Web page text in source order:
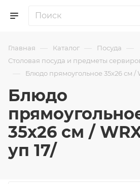
Главная — Каталог — Посуда —
Столовая посуда и предметы
— Блюдо прямоугольное 35х26 см /
Блюдо
35х26 см /
уп 17/